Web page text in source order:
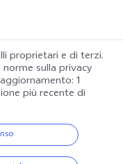
proprietari e di terzi.
sulla privacy
1
più recente di